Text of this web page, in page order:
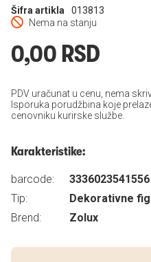
Nema na stanju
Šifra artikla 013813
0,00 RSD
PDV uračunat u cenu, nema
Isporuka porudžbina koje
cenovniku kurirske službe.
Karakteristike:
barcode:
3336023541556
Tip:
Dekorativne
Brend:
Zolux